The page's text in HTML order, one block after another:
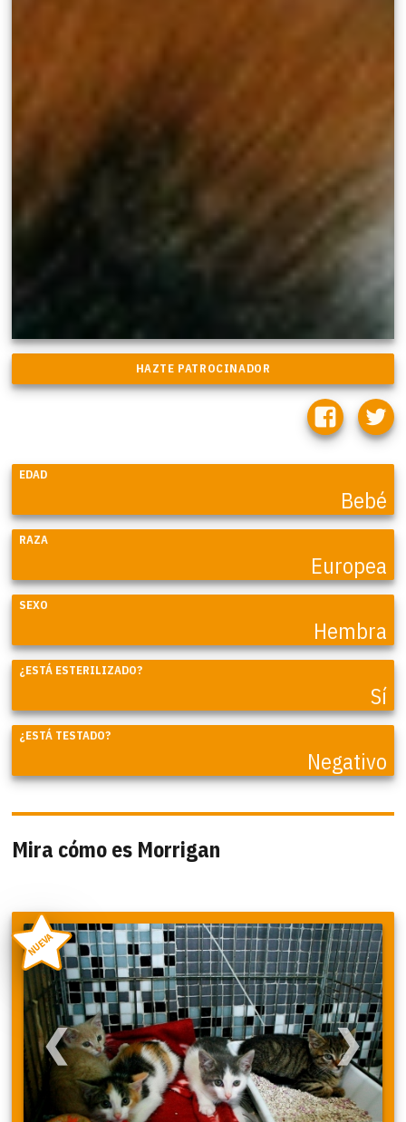
EDAD
Bebé
RAZA
Europea
SEXO
Hembra
¿ESTÁ ESTERILIZADO?
Sí
¿ESTÁ TESTADO?
Negativo
Mira cómo es Morrigan
❮ ❯
NUEVA